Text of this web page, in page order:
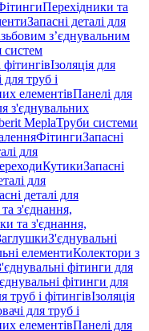
Перехідники та
Запасні деталі для
з’єднувальним
систем
фітингівІзоляція для
труб і
елементівПанелі для
з'єднувальних
MeplaТруби системи
ФітингиЗапасні
для
КутикиЗапасні
для
деталі для
з'єднання,
та з'єднання,
З'єднувальні
елементиКолектори з
фітинги для
фітинги для
труб і фітингівІзоляція
для труб і
елементівПанелі для